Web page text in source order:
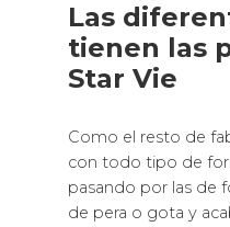
Las
tienen las
Star Vie
Como el resto de
con todo tipo de
pasando por las de
de pera o gota y